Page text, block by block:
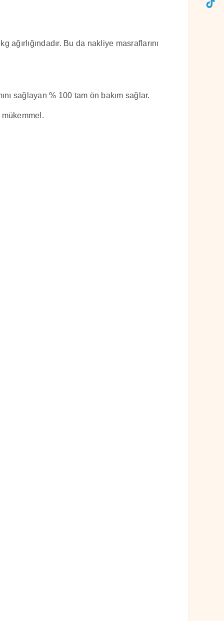
ağırlığındadır. Bu da nakliye masraflarını
sağlayan % 100 tam ön bakım sağlar.